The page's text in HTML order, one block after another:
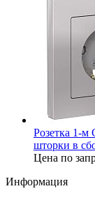
Розетка 1-м
шторки в
Цена по
Информация